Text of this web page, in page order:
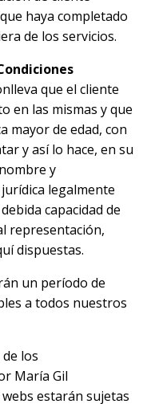
haya completado
de los servicios.
que el cliente
en las mismas y que
mayor de edad, con
y así lo hace, en su
y
legalmente
capacidad de
representación,
dispuestas.
un período de
a todos nuestros
los
María Gil
estarán sujetas